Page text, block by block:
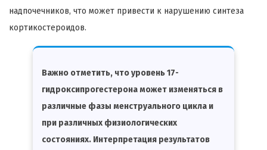
надпочечников, что может привести к нарушению синтеза
кортикостероидов.
Важно отметить, что уровень 17-
гидроксипрогестерона может изменяться в
различные фазы менструального цикла и
при различных физиологических
состояниях. Интерпретация результатов